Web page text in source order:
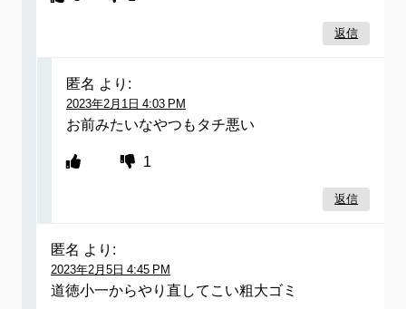
返信
匿名 より:
2023年2月1日 4:03 PM
お前みたいなやつもタチ悪い
1
返信
匿名 より:
2023年2月5日 4:45 PM
道徳小一からやり直してこい粗大ゴミ